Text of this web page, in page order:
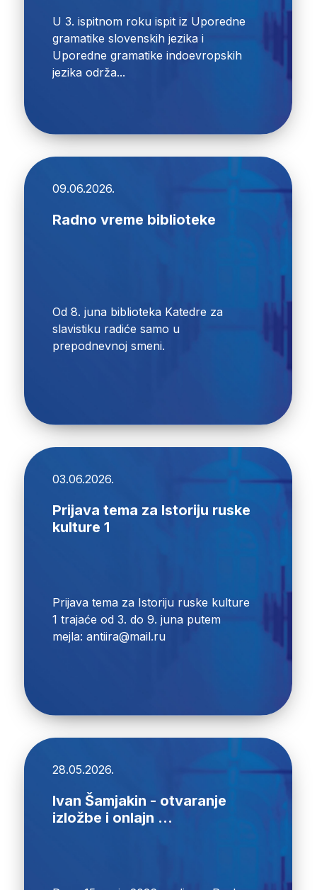
U 3. ispitnom roku ispit iz Uporedne
gramatike slovenskih jezika i
Uporedne gramatike indoevropskih
jezika održa...
09.06.2026.
Radno vreme biblioteke
Od 8. juna biblioteka Katedre za
slavistiku radiće samo u
prepodnevnoj smeni.
03.06.2026.
Prijava tema za Istoriju ruske
kulture 1
Prijava tema za Istoriju ruske kulture
1 trajaće od 3. do 9. juna putem
mejla: antiira@mail.ru
28.05.2026.
Ivan Šamjakin - otvaranje
izložbe i onlajn ...